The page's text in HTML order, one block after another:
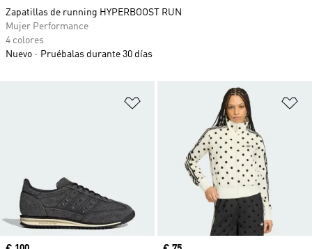
Añadir a la lista de deseos
Zapatillas de running HYPERBOOST RUN
Mujer Performance
4 colores
Nuevo
Pruébalas durante 30 días